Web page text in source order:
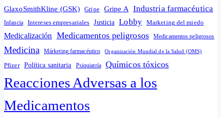
GlaxoSmithKline (GSK) Gripe Gripe A Industria farmacéutica
Infancia Intereses empresariales Justicia Lobby Marketing del miedo
Medicalización Medicamentos peligrosos Medicamentos peligrosos
Medicina Márketing farmacéutico Organización Mundial de la Salud (OMS)
Pfizer Política sanitaria Psiquiatría Químicos tóxicos
Reacciones Adversas a los
Medicamentos